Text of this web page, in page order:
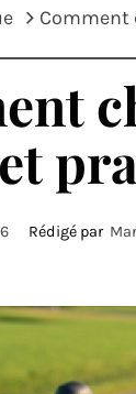
Comment
Rédigé par